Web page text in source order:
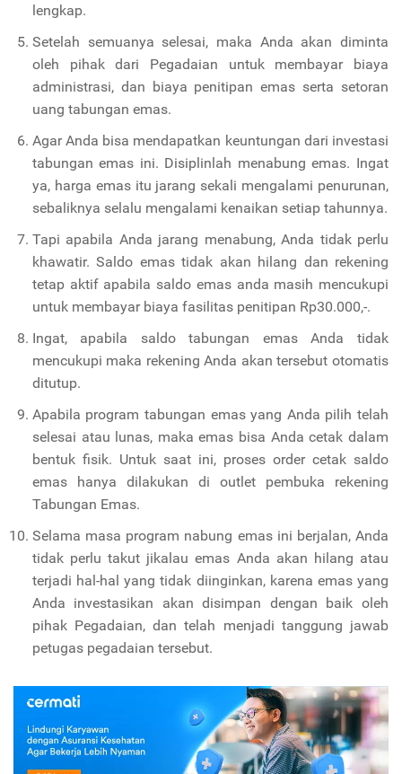
lengkap.
Setelah semuanya selesai, maka Anda akan diminta
oleh pihak dari Pegadaian untuk membayar
biaya
administrasi, dan biaya penitipan emas serta setoran
uang tabungan emas.
Agar Anda bisa mendapatkan keuntungan dari investasi
tabungan emas ini. Disiplinlah menabung emas. Ingat
ya, harga emas itu jarang sekali mengalami penurunan,
sebaliknya selalu mengalami kenaikan setiap tahunnya.
Tapi apabila Anda jarang menabung, Anda tidak perlu
khawatir. Saldo emas tidak akan hilang dan rekening
tetap aktif apabila saldo emas anda masih mencukupi
untuk membayar biaya fasilitas penitipan Rp30.000,-.
Ingat, apabila saldo tabungan emas Anda tidak
mencukupi maka rekening Anda akan tersebut otomatis
ditutup.
Apabila program tabungan emas yang Anda pilih telah
selesai atau lunas, maka emas bisa Anda cetak dalam
bentuk fisik. Untuk saat ini, proses order cetak saldo
emas hanya dilakukan di outlet pembuka rekening
Tabungan Emas.
Selama masa program nabung emas ini berjalan, Anda
tidak perlu takut jikalau emas Anda akan hilang atau
terjadi hal-hal yang tidak diinginkan, karena emas yang
Anda investasikan akan disimpan dengan baik oleh
pihak Pegadaian, dan telah menjadi tanggung jawab
petugas pegadaian tersebut.